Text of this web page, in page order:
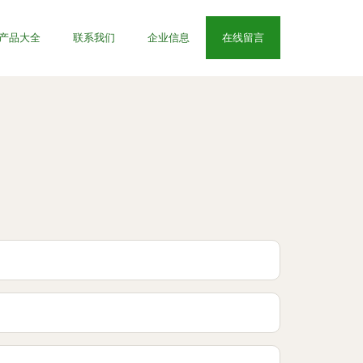
产品大全 联系我们 企业信息 在线留言